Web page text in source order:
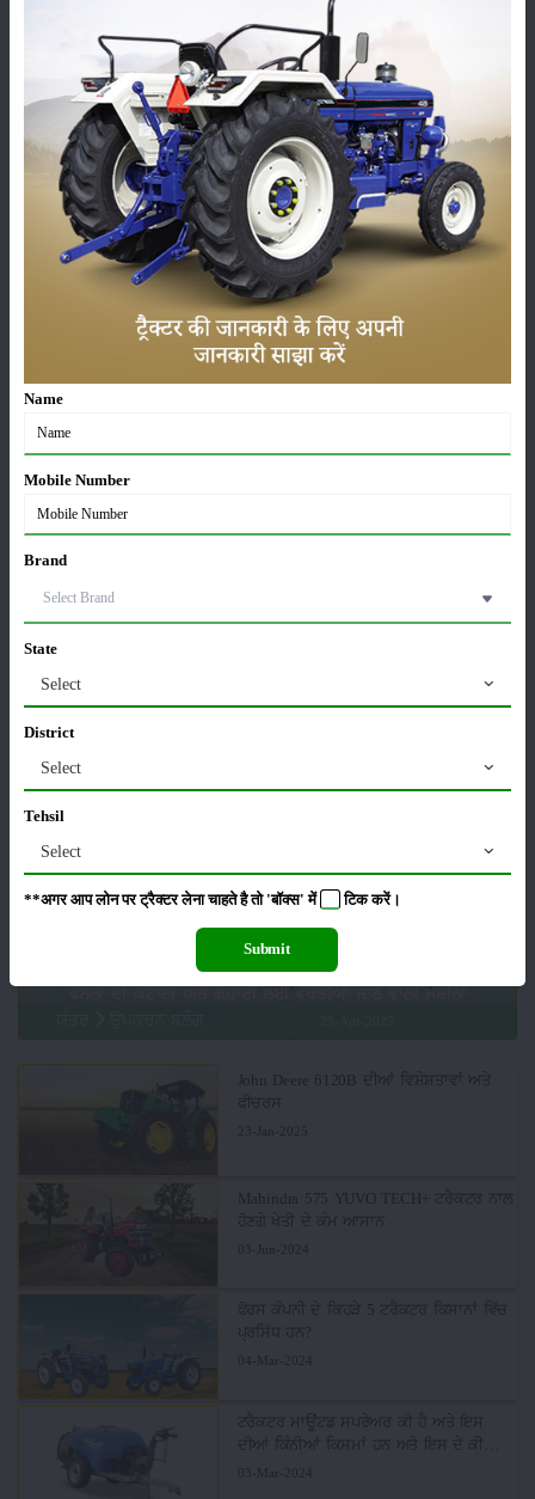
- ਜਾਣੋ ਦੁੰਬਾ ਬੱਕਰੀ ਦੀ ਖਾਸੀਅਤ ਅਤੇ ਕੀਮਤ ਬਾਰੇ
21-Dec-2023
ਪਸ਼ੂ ਪਾਲਣ ਲੋਕਪ੍ਰਿਯ
- ਜਾਣੋ ਦੁੰਬਾ ਬੱਕਰੀ ਦੀ ਖਾਸੀਅਤ ਅਤੇ ਕੀਮਤ ਬਾਰੇ
21-Dec-2023
30-May-2024
ਡੇਅਰੀ ਫਾਰਮਿੰਗ ਬਿਜ਼ਨਸ ਵਿੱਚ ਸਫਲਤਾ ਲਈ ਇਹ 3 ਮਸ਼ੀਨਾਂ ਹਨ ਬਹੁਤ
ਜ਼ਰੂਰੀ, ਸਮੇਂ ਅਤੇ ਮਿਹਨਤ ਦੀ ਬਚਤ ਨਾਲ ਵਧੇਗਾ ਮੁਨਾਫ਼ਾ
ਯੰਤਰ
ਫਸਲਾਂ ਦੀ ਕਟਾਈ ਅਤੇ ਗਹਾਈ ਲਈ ਵਰਤੀਆਂ ਜਾਣ ਵਾਲੀ ਮਸ਼ੀਨਾਂ
John Deere 6120B ਦੀਆਂ ਵਿਸ਼ੇਸ਼ਤਾਵਾਂ ਅਤੇ
ਫੀਚਰਸ
23-Jan-2025
Mahindra 575 YUVO TECH+ ਟਰੈਕਟਰ ਨਾਲ
ਹੋਣਗੇ ਖੇਤੀ ਦੇ ਕੰਮ ਆਸਾਨ
03-Jun-2024
ਫੋਰਸ ਕੰਪਨੀ ਦੇ ਕਿਹੜੇ 5 ਟਰੈਕਟਰ ਕਿਸਾਨਾਂ ਵਿੱਚ
ਪ੍ਰਸਿੱਧ ਹਨ?
04-Mar-2024
ਟਰੈਕਟਰ ਮਾਊਂਟਡ ਸਪਰੇਅਰ ਕੀ ਹੈ ਅਤੇ ਇਸ
ਦੀਆਂ ਕਿੰਨੀਆਂ ਕਿਸਮਾਂ ਹਨ ਅਤੇ ਇਸ ਦੇ ਕੀ
03-Mar-2024
Name
Mobile Number
Brand
State
Select
District
Select
Tehsil
Select
**अगर आप लोन पर ट्रैक्टर लेना चाहते है तो 'बॉक्स' में टिककरें।
Submit